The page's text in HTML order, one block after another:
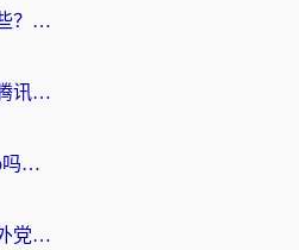
海外看腾讯视频的软件有哪些？2026实测有效，留学生都在用的回国加速器指南
海外党必看：如何在海外看腾讯体育？解决赛事直播地区限制的终极指南
在国外可以看国内的视频app吗知乎？海外党亲测有效的追剧加速方案
在国外怎么看球赛不卡？海外党专属体育直播自由指南